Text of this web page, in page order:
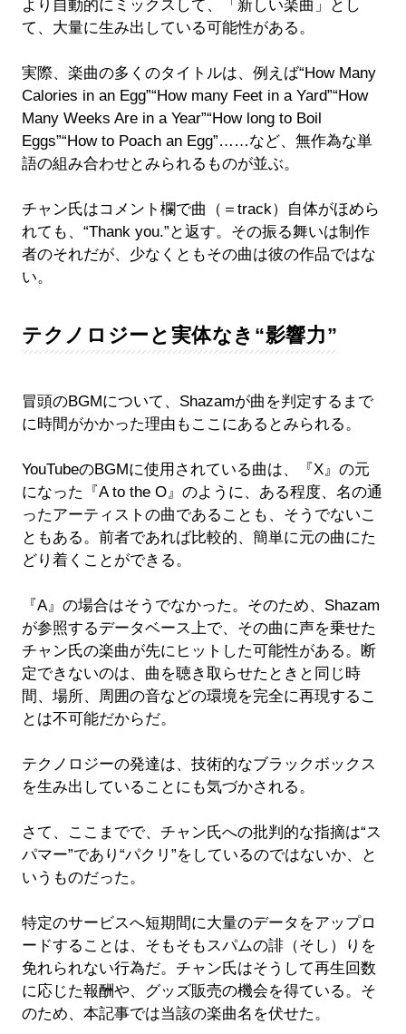
より自動的にミックスして、「新しい楽曲」とし
て、大量に生み出している可能性がある。
実際、楽曲の多くのタイトルは、例えば“How Many
Calories in an Egg”“How many Feet in a Yard”“How
Many Weeks Are in a Year”“How long to Boil
Eggs”“How to Poach an Egg”……など、無作為な単
語の組み合わせとみられるものが並ぶ。
チャン氏はコメント欄で曲（＝track）自体がほめら
れても、“Thank you.”と返す。その振る舞いは制作
者のそれだが、少なくともその曲は彼の作品ではな
い。
テクノロジーと実体なき“影響力”
冒頭のBGMについて、Shazamが曲を判定するまで
に時間がかかった理由もここにあるとみられる。
YouTubeのBGMに使用されている曲は、『X』の元
になった『A to the O』のように、ある程度、名の通
ったアーティストの曲であることも、そうでないこ
ともある。前者であれば比較的、簡単に元の曲にた
どり着くことができる。
『A』の場合はそうでなかった。そのため、Shazam
が参照するデータベース上で、その曲に声を乗せた
チャン氏の楽曲が先にヒットした可能性がある。断
定できないのは、曲を聴き取らせたときと同じ時
間、場所、周囲の音などの環境を完全に再現するこ
とは不可能だからだ。
テクノロジーの発達は、技術的なブラックボックス
を生み出していることにも気づかされる。
さて、ここまでで、チャン氏への批判的な指摘は“ス
パマー”であり“パクリ”をしているのではないか、と
いうものだった。
特定のサービスへ短期間に大量のデータをアップロ
ードすることは、そもそもスパムの誹（そし）りを
免れられない行為だ。チャン氏はそうして再生回数
に応じた報酬や、グッズ販売の機会を得ている。そ
のため、本記事では当該の楽曲名を伏せた。